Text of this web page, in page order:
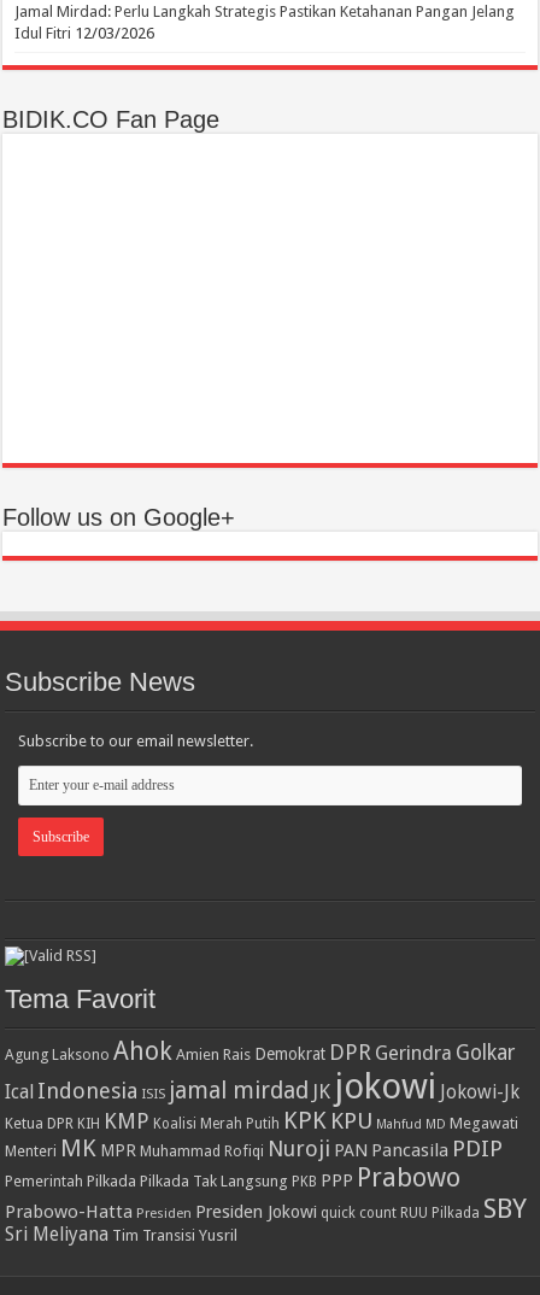
Jamal Mirdad: Perlu Langkah Strategis Pastikan Ketahanan Pangan Jelang
Idul Fitri 12/03/2026
BIDIK.CO Fan Page
Follow us on Google+
Subscribe News
Subscribe to our email newsletter.
Tema Favorit
Agung Laksono Ahok Amien Rais Demokrat DPR Gerindra Golkar
Ical Indonesia ISIS jamal mirdad JK jokowi Jokowi-Jk
Ketua DPR KIH KMP Koalisi Merah Putih KPK KPU Mahfud MD Megawati
Menteri MK MPR Muhammad Rofiqi Nuroji PAN Pancasila PDIP
Pemerintah Pilkada Pilkada Tak Langsung PKB PPP Prabowo
Prabowo-Hatta Presiden Presiden Jokowi quick count RUU Pilkada SBY
Sri Meliyana Tim Transisi Yusril